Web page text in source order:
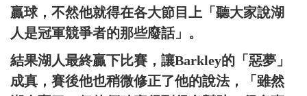
贏球，不然他就得在各大節目上「聽大家說湖
人是冠軍競爭者的那些廢話」。
結果湖人最終贏下比賽，讓Barkley的「惡夢」
成真，賽後他也稍微修正了他的說法，「雖然